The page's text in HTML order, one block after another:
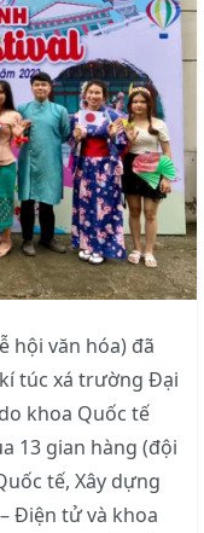
hội văn hóa) đã
túc xá trường Đại
khoa Quốc tế
13 gian hàng (đội
tế, Xây dựng
Điện tử và khoa